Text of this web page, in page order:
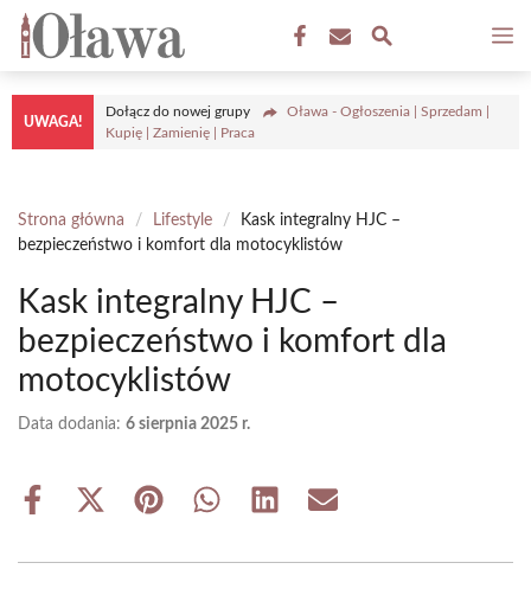
Przejdź
treści
UWAGA!
Dołącz do nowej grupy
Oława - Ogłoszenia | Sprzedam |
Kupię | Zamienię | Praca
Strona główna / Lifestyle /
Kask integralny HJC –
bezpieczeństwo i komfort dla motocyklistów
Kask integralny HJC –
bezpieczeństwo i komfort dla
motocyklistów
Data dodania: 6 sierpnia 2025 r.
Share
Share
(Twitter)
Share Share Share Share